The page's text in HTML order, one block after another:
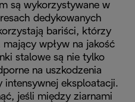
są wykorzystywane w
dedykowanych
bariści, którzy
wpływ na jakość
stalowe są nie tylko
na uszkodzenia
intensywnej eksploatacji.
jeśli między ziarnami